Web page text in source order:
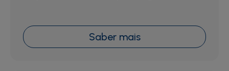
Saber mais